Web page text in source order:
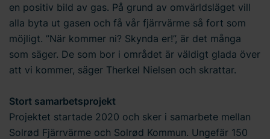
en positiv bild av gas. På grund av omvärldsläget vill
alla byta ut gasen och få vår fjärrvärme så fort som
möjligt. ”När kommer ni? Skynda er!”, är det många
som säger. De som bor i området är väldigt glada över
att vi kommer, säger Therkel Nielsen och skrattar.
Stort samarbetsprojekt
Projektet startade 2020 och sker i samarbete mellan
Solrød Fjärrvärme och Solrød Kommun. Ungefär 150